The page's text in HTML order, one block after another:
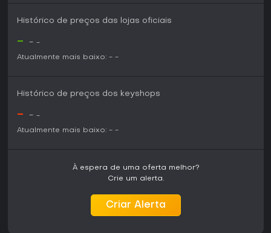
Histórico de preços das lojas oficiais
- - -
Atualmente mais baixo: - -
Histórico de preços dos keyshops
- - -
Atualmente mais baixo: - -
À espera de uma oferta melhor?
Crie um alerta.
Criar Alerta